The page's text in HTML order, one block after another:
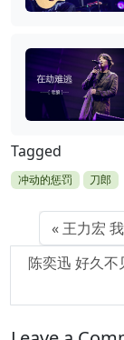
Tagged
冲动的惩罚 刀郎
王力宏
陈奕迅 好久不